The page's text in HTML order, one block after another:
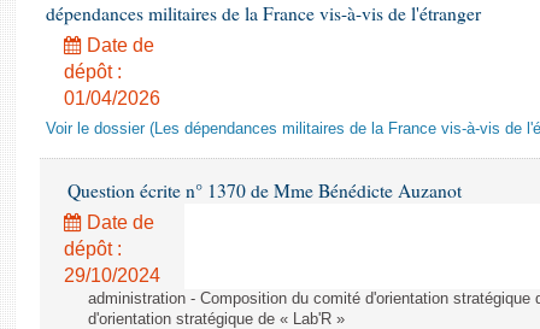
dépendances militaires de la France vis-à-vis de l'étranger
Date de
dépôt :
01/04/2026
Voir le dossier (Les dépendances militaires de la France vis-à-vis de
Question écrite n° 1370 de Mme Bénédicte Auzanot
Date de
dépôt :
29/10/2024
administration - Composition du comité d'orientation stratégique
d'orientation stratégique de « Lab'R »